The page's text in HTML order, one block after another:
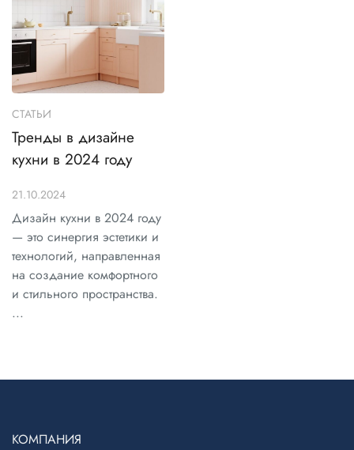
СТАТЬИ
Тренды в дизайне
кухни в 2024 году
21.10.2024
Дизайн кухни в 2024 году
— это синергия эстетики и
технологий, направленная
на создание комфортного
и стильного пространства.
...
КОМПАНИЯ